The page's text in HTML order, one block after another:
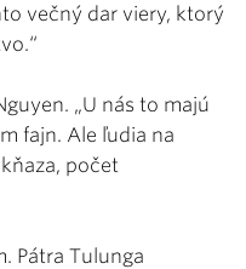
večný dar viery, ktorý
„U nás to majú
fajn. Ale ľudia na
počet
Pátra Tulunga